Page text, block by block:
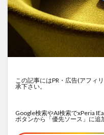
この記事にはPR・広告(アフィ
承下さい。
Google検索やAI検索でxPeria
ボタンから「優先ソース」に追